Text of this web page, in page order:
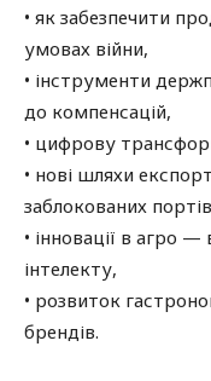
• як забезпечити
умовах війни,
• інструменти
до компенсацій,
• цифрову
• нові шляхи
заблокованих
• інновації в агро
інтелекту,
• розвиток
брендів.